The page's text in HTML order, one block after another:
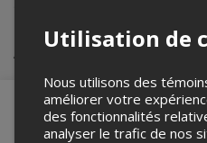
Achat de billets
Utilisation de
Nous utilisons des
améliorer votre
des fonctionnalités
analyser le trafic de nos